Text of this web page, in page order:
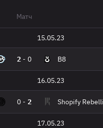
Матч
15.05.23
2 - 0 B8
16.05.23
0 - 2 Shopify
17.05.23